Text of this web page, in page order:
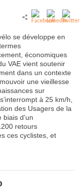
se développe en
économiques
VAE vient soutenir
dans un contexte
une vieillesse
sur
à 25 km/h,
des Usagers de la
biais d'un
retours
ces cyclistes, et